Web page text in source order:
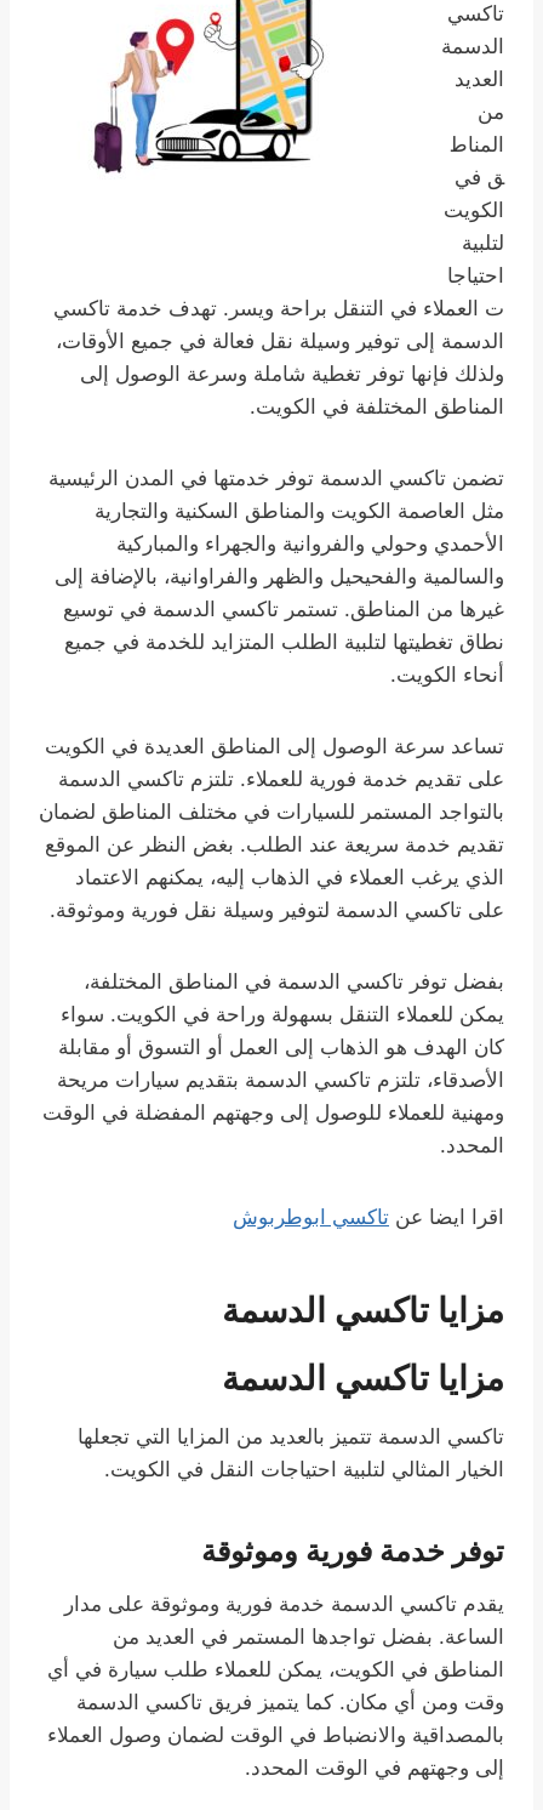
تاكسي
الدسمة
العديد
من
المناط
ق في
الكويت
لتلبية
احتياجا
ت العملاء في التنقل براحة ويسر. تهدف خدمة تاكسي
الدسمة إلى توفير وسيلة نقل فعالة في جميع الأوقات،
ولذلك فإنها توفر تغطية شاملة وسرعة الوصول إلى
المناطق المختلفة في الكويت.
تضمن تاكسي الدسمة توفر خدمتها في المدن الرئيسية
مثل العاصمة الكويت والمناطق السكنية والتجارية
الأحمدي وحولي والفروانية والجهراء والمباركية
والسالمية والفحيحيل والظهر والفراوانية، بالإضافة إلى
غيرها من المناطق. تستمر تاكسي الدسمة في توسيع
نطاق تغطيتها لتلبية الطلب المتزايد للخدمة في جميع
أنحاء الكويت.
تساعد سرعة الوصول إلى المناطق العديدة في الكويت
على تقديم خدمة فورية للعملاء. تلتزم تاكسي الدسمة
بالتواجد المستمر للسيارات في مختلف المناطق لضمان
تقديم خدمة سريعة عند الطلب. بغض النظر عن الموقع
الذي يرغب العملاء في الذهاب إليه، يمكنهم الاعتماد
على تاكسي الدسمة لتوفير وسيلة نقل فورية وموثوقة.
بفضل توفر تاكسي الدسمة في المناطق المختلفة،
يمكن للعملاء التنقل بسهولة وراحة في الكويت. سواء
كان الهدف هو الذهاب إلى العمل أو التسوق أو مقابلة
الأصدقاء، تلتزم تاكسي الدسمة بتقديم سيارات مريحة
ومهنية للعملاء للوصول إلى وجهتهم المفضلة في الوقت
المحدد.
اقرا ايضا عن تاكسي ابوطربوش
مزايا تاكسي الدسمة
مزايا تاكسي الدسمة
تاكسي الدسمة تتميز بالعديد من المزايا التي تجعلها
الخيار المثالي لتلبية احتياجات النقل في الكويت.
توفر خدمة فورية وموثوقة
يقدم تاكسي الدسمة خدمة فورية وموثوقة على مدار
الساعة. بفضل تواجدها المستمر في العديد من
المناطق في الكويت، يمكن للعملاء طلب سيارة في أي
وقت ومن أي مكان. كما يتميز فريق تاكسي الدسمة
بالمصداقية والانضباط في الوقت لضمان وصول العملاء
إلى وجهتهم في الوقت المحدد.